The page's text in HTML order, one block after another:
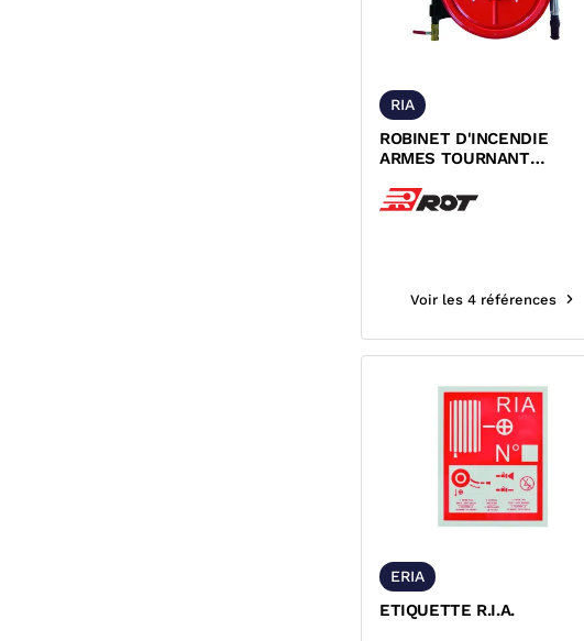
RIA
ROBINET D'INCENDIE
ARMES TOURNANT
Voir les 4 références
ERIA
ETIQUETTE R.I.A.